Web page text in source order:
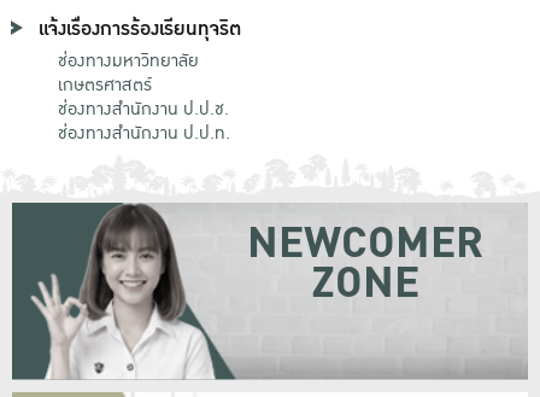
แจ้งเรื่องการร้องเรียนทุจริต
ช่องทางมหาวิทยาลัย
เกษตรศาสตร์
ช่องทางสำนักงาน ป.ป.ช.
ช่องทางสำนักงาน ป.ป.ท.
NEWCOMER
ZONE